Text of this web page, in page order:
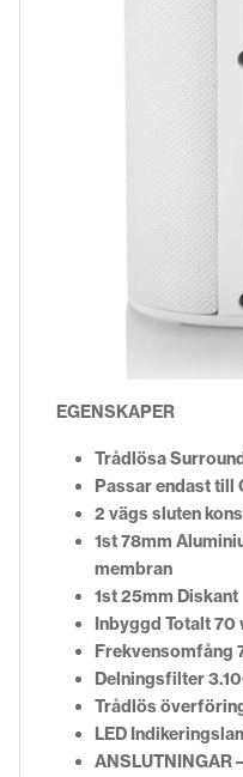
EGENSKAPER
Trådlösa
Passar endast till
2 vägs sluten
1st 78mm
membran
1st 25mm Diskant
Inbyggd Totalt
Frekvensomfång
Delningsfilter
Trådlös
LED
ANSLUTNINGAR